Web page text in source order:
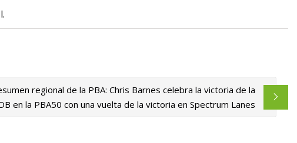
regional de la PBA: Chris Barnes celebra la victoria de la
en la PBA50 con una vuelta de la victoria en Spectrum Lanes